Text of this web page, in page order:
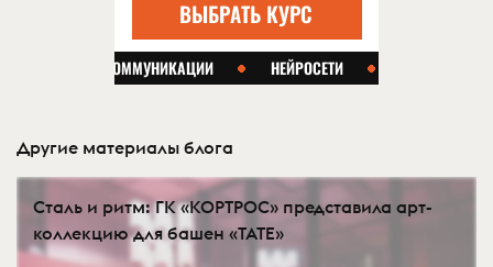
Другие материалы блога
Сталь и ритм: ГК «КОРТРОС» представила арт-
коллекцию для башен «TATE»